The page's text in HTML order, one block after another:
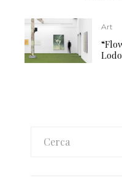
Art